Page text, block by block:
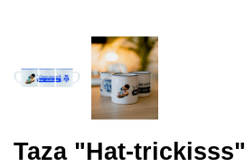
Taza "Hat-trickisss"